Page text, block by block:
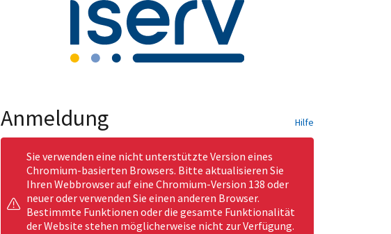
Anmeldung Hilfe
Sie verwenden eine nicht unterstützte Version eines
Chromium-basierten Browsers. Bitte aktualisieren Sie
Ihren Webbrowser auf eine Chromium-Version 138 oder
neuer oder verwenden Sie einen anderen Browser.
Bestimmte Funktionen oder die gesamte Funktionalität
der Website stehen möglicherweise nicht zur Verfügung.